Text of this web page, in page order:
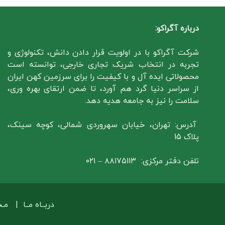
درباره آگراکو:
شرکت آگراکو با در اولویت قرار دادن دانش، تکنولوژی و
تجربه در انتخاب شریک تجاری خارجی، توانسته است
محصولاتی ایده آل و با کیفیت را برای سرزمین کهن ایران
از سراسر دنیا گرد هم آورد، تا ضمن ارتقای بهره وری،
سلامت را نیز به جامعه هدیه دهد.
آدرس: تهران، خیابان سهروردی شمالی، کوچه سینک،
پلاک 15
تلفن دفتر مرکزی: ۸۸۱۷۵۱۱۳ – ۰۲۱
دربــاه مــا